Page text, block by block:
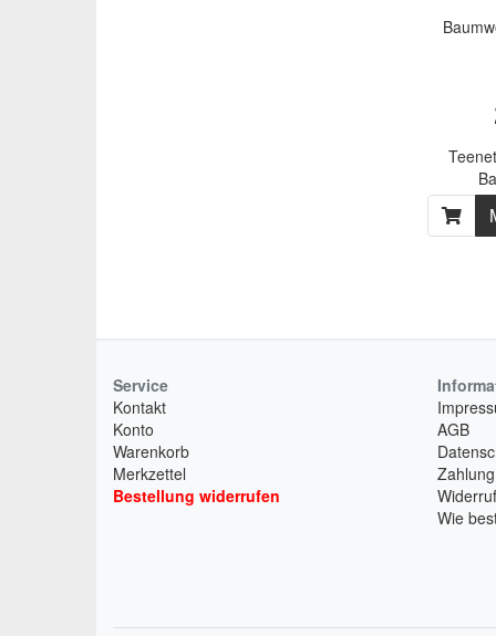
Service
Kontakt
Konto
Warenkorb
Merkzettel
Bestellung widerrufen
AGB
Wie